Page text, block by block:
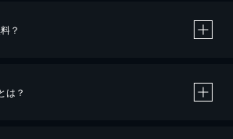
？
は？